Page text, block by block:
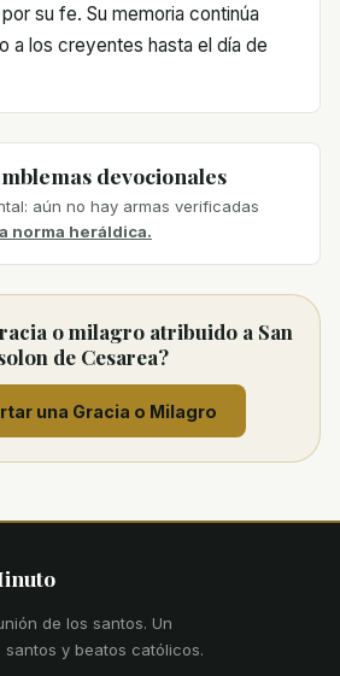
su fe. Su memoria continúa
a los creyentes hasta el día de
devocionales
aún no hay armas verificadas
norma heráldica.
o milagro atribuido a San
de Cesarea?
una Gracia o Milagro
de los santos. Un
y beatos católicos.